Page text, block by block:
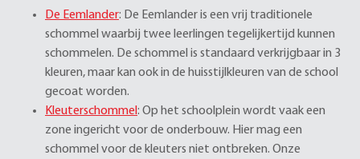
De Eemlander: De Eemlander is een vrij traditionele
schommel waarbij twee leerlingen tegelijkertijd kunnen
schommelen. De schommel is standaard verkrijgbaar in 3
kleuren, maar kan ook in de huisstijlkleuren van de school
gecoat worden.
Kleuterschommel : Op het schoolplein wordt vaak een
zone ingericht voor de onderbouw. Hier mag een
schommel voor de kleuters niet ontbreken. Onze